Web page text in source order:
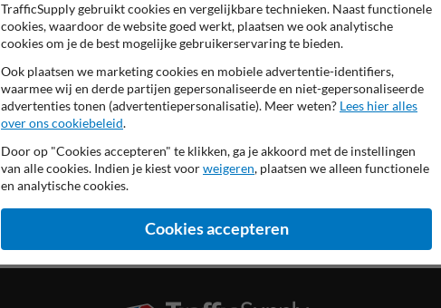
Productieproces conform
voorzien van UV-werend
Verschillende uitvoeringen
Links zwart/geel
Links geel/zwart
Rechts zwart/geel
TrafficSupply gebruikt cookies en vergelijkbare technieken. Naast functionele
cookies, waardoor de website goed werkt, plaatsen we ook analytische
cookies om je de best mogelijke gebruikerservaring te bieden.
Ook plaatsen we marketing cookies en mobiele advertentie-identifiers,
waarmee wij en derde partijen gepersonaliseerde en niet-gepersonaliseerde
advertenties tonen (advertentiepersonalisatie). Meer weten? Lees hier alles
over ons cookiebeleid.
Door op "Cookies accepteren" te klikken, ga je akkoord met de instellingen
van alle cookies. Indien je kiest voorweigeren, plaatsen we alleen functionele
en analytische cookies.
Cookies accepteren